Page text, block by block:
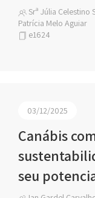
Srª Júlia Celestino
Patrícia Melo Aguiar
e1624
03/12/2025
Canábis
seu